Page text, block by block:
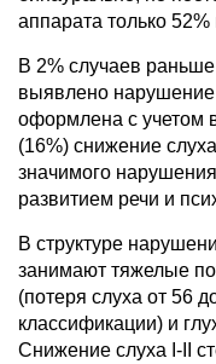
аппарата только 52%
В 2% случаев
выявлено нарушение
оформлена с учетом
(16%) снижение
значимого
развитием речи и
В структуре
занимают тяжелые
(потеря слуха от 56
классификации) и
Снижение слуха І-ІІ